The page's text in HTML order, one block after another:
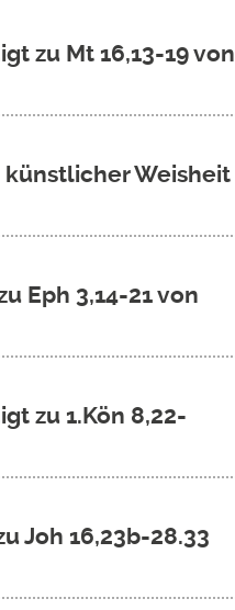
zu Mt 16,13-19 von
künstlicher Weisheit
Eph 3,14-21 von
zu 1.Kön 8,22-
Joh 16,23b-28.33